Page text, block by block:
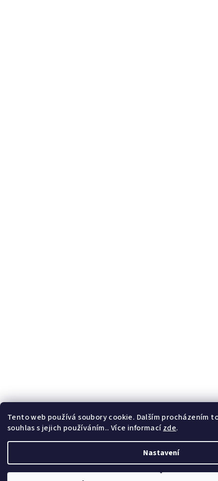
Tento web používá soubory cookie. Dalším procházením
souhlas s jejich používáním.. Více informacízde.
Nastavení